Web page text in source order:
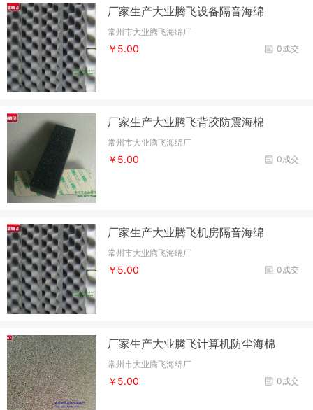
厂家生产大业腾飞设备隔音海绵
常州市大业腾飞海绵厂
0成交
￥5.00
厂家生产大业腾飞背胶防震海棉
常州市大业腾飞海绵厂
0成交
￥5.00
厂家生产大业腾飞机房隔音海绵
常州市大业腾飞海绵厂
0成交
￥5.00
厂家生产大业腾飞计算机防尘海棉
常州市大业腾飞海绵厂
0成交
￥5.00